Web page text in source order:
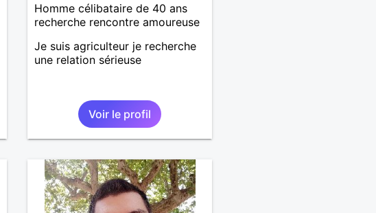
Homme célibataire de 40 ans
recherche rencontre amoureuse
Je suis agriculteur je recherche
une relation sérieuse
Voir le profil